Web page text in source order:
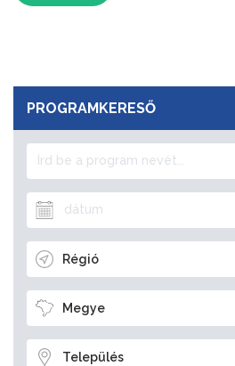
PROGRAMKERESŐ
Régió
Megye
Település